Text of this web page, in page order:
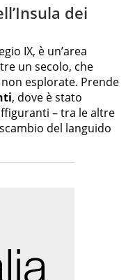
dei
IX, è un’area
un secolo, che
esplorate. Prende
, dove è stato
– tra le altre
del languido